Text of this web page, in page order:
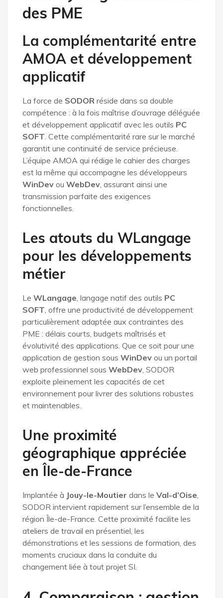
des PME
La complémentarité entre
AMOA et développement
applicatif
La force de SODOR réside dans sa double
compétence : à la fois maîtrise d’ouvrage déléguée
et développement applicatif avec les outils PC
SOFT. Cette complémentarité rare sur le marché
garantit une continuité de service précieuse.
L’équipe AMOA qui rédige le cahier des charges
est la même qui accompagne les développeurs
WinDev ou WebDev, assurant ainsi une
transmission parfaite des exigences
fonctionnelles.
Les atouts du WLangage
pour les développements
métier
Le WLangage, langage natif des outils PC
SOFT, offre une productivité de développement
particulièrement adaptée aux contraintes des
PME : délais courts, budgets maîtrisés et
évolutivité des applications. Que ce soit pour une
application de gestion sous WinDev ou un portail
web professionnel sous WebDev, SODOR
exploite pleinement les capacités de cet
environnement pour livrer des solutions robustes
et maintenables.
Une proximité
géographique appréciée
en Île-de-France
Implantée à Jouy-le-Moutier dans le Val-d’Oise,
SODOR intervient rapidement sur l’ensemble de la
région Île-de-France. Cette proximité facilite les
ateliers de travail en présentiel, les
démonstrations et les sessions de formation, des
moments cruciaux dans la conduite du
changement liée à tout projet SI.